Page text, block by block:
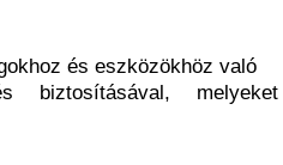
és eszközökhöz való
biztosításával,